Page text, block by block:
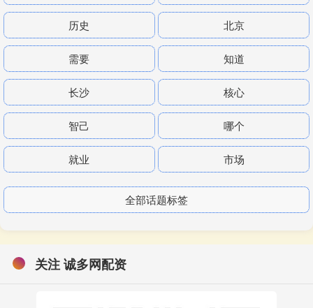
历史 北京
需要 知道
长沙 核心
智己 哪个
就业 市场
全部话题标签
关注 诚多网配资